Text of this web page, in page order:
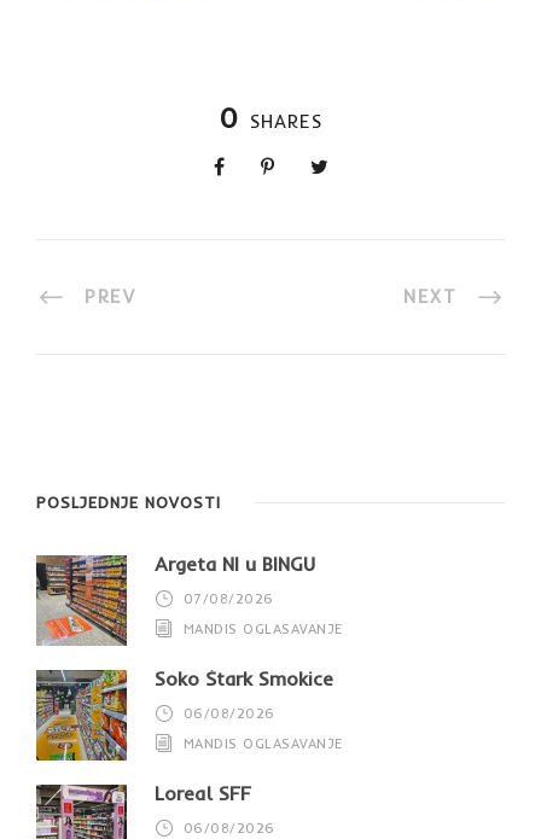
0 SHARES
PREV NEXT
POSLJEDNJE NOVOSTI
Argeta NI u BINGU
07/08/2026
MANDIS OGLASAVANJE
Soko Štark Smokice
06/08/2026
MANDIS OGLASAVANJE
Loreal SFF
06/08/2026